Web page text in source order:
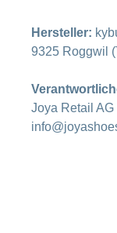
Hersteller:
9325 Roggwil
Joya Retail